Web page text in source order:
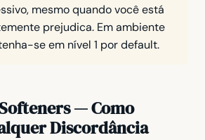
mesmo quando você está
prejudica. Em ambiente
se em nível 1 por default.
— Como
Discordância